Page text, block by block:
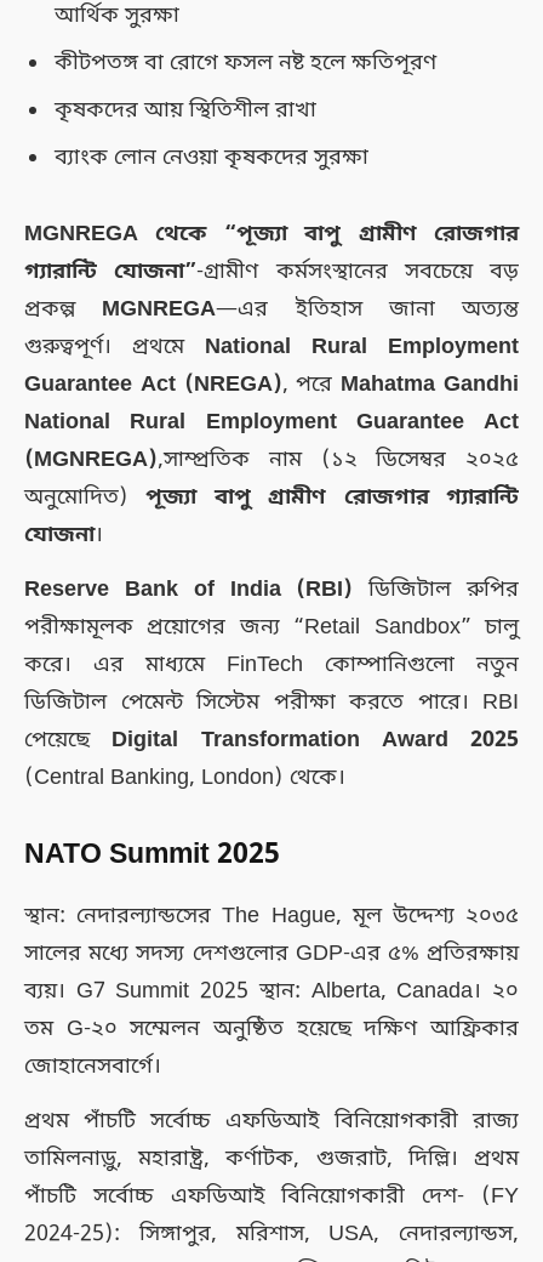
আর্থিক সুরক্ষা
কীটপতঙ্গ বা রোগে ফসল নষ্ট হলে ক্ষতিপূরণ
কৃষকদের আয় স্থিতিশীল রাখা
ব্যাংক লোন নেওয়া কৃষকদের সুরক্ষা
MGNREGA থেকে “পূজ্যা বাপু গ্রামীণ রোজগার
গ্যারান্টি যোজনা”-গ্রামীণ কর্মসংস্থানের সবচেয়ে বড়
প্রকল্প MGNREGA—এর ইতিহাস জানা অত্যন্ত
গুরুত্বপূর্ণ। প্রথমে National Rural Employment
Guarantee Act (NREGA), পরে Mahatma Gandhi
National Rural Employment Guarantee Act
(MGNREGA),সাম্প্রতিক নাম (১২ ডিসেম্বর ২০২৫
অনুমোদিত)পূজ্যা বাপু গ্রামীণ রোজগার গ্যারান্টি
যোজনা।
Reserve Bank of India (RBI) ডিজিটাল রুপির
পরীক্ষামূলক প্রয়োগের জন্য “Retail Sandbox” চালু
করে। এর মাধ্যমে FinTech কোম্পানিগুলো নতুন
ডিজিটাল পেমেন্ট সিস্টেম পরীক্ষা করতে পারে। RBI
পেয়েছে Digital Transformation Award 2025
(Central Banking, London) থেকে।
NATO Summit 2025
স্থান: নেদারল্যান্ডসের The Hague, মূল উদ্দেশ্য ২০৩৫
সালের মধ্যে সদস্য দেশগুলোর GDP-এর ৫% প্রতিরক্ষায়
ব্যয়। G7 Summit 2025 স্থান: Alberta, Canada। ২০
তম G-২০ সম্মেলন অনুষ্ঠিত হয়েছে দক্ষিণ আফ্রিকার
জোহানেসবার্গে।
প্রথম পাঁচটি সর্বোচ্চ এফডিআই বিনিয়োগকারী রাজ্য
তামিলনাড়ু, মহারাষ্ট্র, কর্ণাটক, গুজরাট, দিল্লি। প্রথম
পাঁচটি সর্বোচ্চ এফডিআই বিনিয়োগকারী দেশ- (FY
2024-25): সিঙ্গাপুর, মরিশাস, USA, নেদারল্যান্ডস,